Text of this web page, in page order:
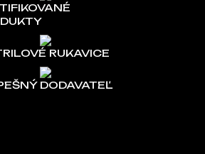
RUKAVICE
DODAVATEĽ